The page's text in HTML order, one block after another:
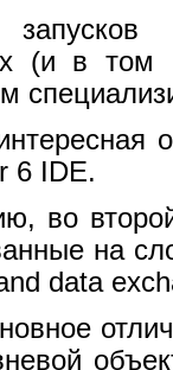
запусков
(и в том
6 IDE.
во
на
data